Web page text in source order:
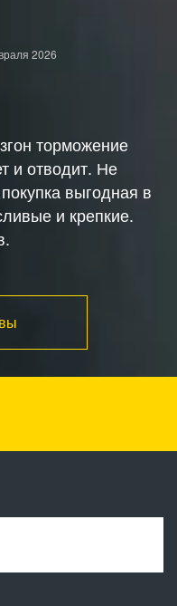
2026
торможение
и отводит. Не
выгодная в
и крепкие.